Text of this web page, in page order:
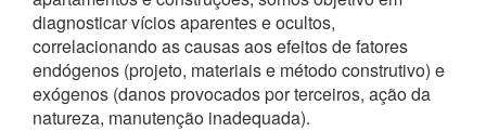
diagnosticar vícios aparentes e ocultos,
correlacionando as causas aos efeitos de fatores
endógenos (projeto, materiais e método construtivo) e
exógenos (danos provocados por terceiros, ação da
natureza, manutenção inadequada).